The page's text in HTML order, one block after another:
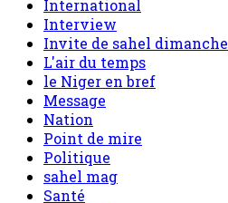
International
Interview
Invite de sahel dimanche
L'air du temps
le Niger en bref
Message
Nation
Point de mire
Politique
sahel mag
Santé